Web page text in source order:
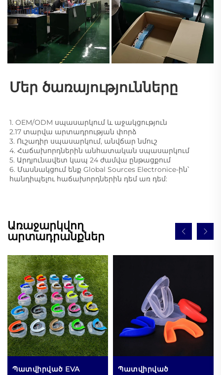
Մեր ծառայությունները
1. OEM/ODM սպասարկում և աջակցություն
2.17 տարվա արտադրության փորձ
3. Ուշադիր սպասարկում, անվճար նմուշ
4. Հաճախորդներին անհատական սպասարկում
5. Արդյունավետ կապ 24 ժամվա ընթացքում
6. Մասնակցում ենք Global Sources Electronice-ին՝
հանդիպելու հաճախորդներին դեմ առ դեմ:
Առաջարկվող
արտադրանքներ
Պատվիրված EVA
Պատվիրված